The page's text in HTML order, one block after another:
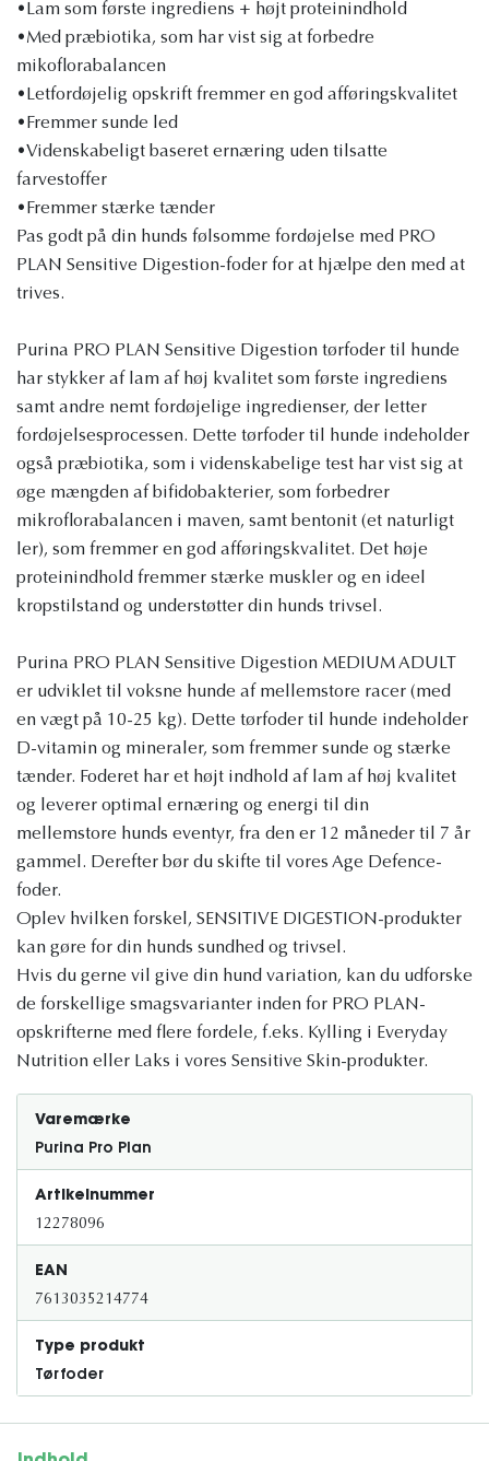
•Lam som første ingrediens + højt proteinindhold
•Med præbiotika, som har vist sig at forbedre
mikoflorabalancen
•Letfordøjelig opskrift fremmer en god afføringskvalitet
•Fremmer sunde led
•Videnskabeligt baseret ernæring uden tilsatte
farvestoffer
•Fremmer stærke tænder
Pas godt på din hunds følsomme fordøjelse med PRO
PLAN Sensitive Digestion-foder for at hjælpe den med at
trives.
Purina PRO PLAN Sensitive Digestion tørfoder til hunde
har stykker af lam af høj kvalitet som første ingrediens
samt andre nemt fordøjelige ingredienser, der letter
fordøjelsesprocessen. Dette tørfoder til hunde indeholder
også præbiotika, som i videnskabelige test har vist sig at
øge mængden af bifidobakterier, som forbedrer
mikroflorabalancen i maven, samt bentonit (et naturligt
ler), som fremmer en god afføringskvalitet. Det høje
proteinindhold fremmer stærke muskler og en ideel
kropstilstand og understøtter din hunds trivsel.
Purina PRO PLAN Sensitive Digestion MEDIUM ADULT
er udviklet til voksne hunde af mellemstore racer (med
en vægt på 10-25 kg). Dette tørfoder til hunde indeholder
D-vitamin og mineraler, som fremmer sunde og stærke
tænder. Foderet har et højt indhold af lam af høj kvalitet
og leverer optimal ernæring og energi til din
mellemstore hunds eventyr, fra den er 12 måneder til 7 år
gammel. Derefter bør du skifte til vores Age Defence-
foder.
Oplev hvilken forskel, SENSITIVE DIGESTION-produkter
kan gøre for din hunds sundhed og trivsel.
Hvis du gerne vil give din hund variation, kan du udforske
de forskellige smagsvarianter inden for PRO PLAN-
opskrifterne med flere fordele, f.eks. Kylling i Everyday
Nutrition eller Laks i vores Sensitive Skin-produkter.
Varemærke
Purina Pro Plan
Artikelnummer
12278096
EAN
7613035214774
Type produkt
Tørfoder